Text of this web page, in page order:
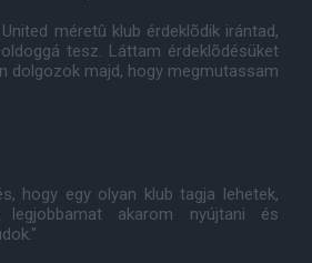
méretû klub érdeklõdik irántad,
tesz. Láttam érdeklõdésüket
dolgozok majd, hogy megmutassam
hogy egy olyan klub tagja lehetek,
akarom nyújtani és